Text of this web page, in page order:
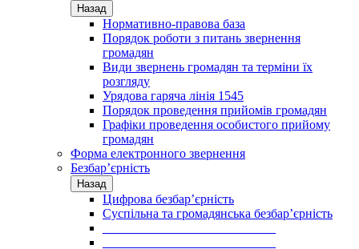
Назад
Нормативно-правова база
Порядок роботи з питань звернення
громадян
Види звернень громадян та терміни їх
розгляду
Урядова гаряча лінія 1545
Порядок проведення прийомів громадян
Графіки проведення особистого прийому
громадян
Форма електронного звернення
Безбар’єрність
Назад
Цифрова безбар’єрність
Суспільна та громадянська безбар’єрність